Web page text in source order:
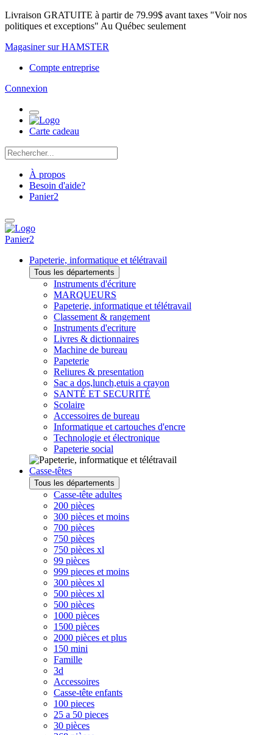
Livraison GRATUITE à partir de 79.99$ avant taxes "Voir nos
politiques et exceptions" Au Québec seulement
Magasiner sur HAMSTER
Compte entreprise
Connexion
Carte cadeau
À propos
Besoin d'aide?
Panier2
Panier2
Papeterie, informatique et télétravail
Tous les départements
Instruments d'écriture
MARQUEURS
Papeterie, informatique et télétravail
Classement & rangement
Instruments d'ecriture
Livres & dictionnaires
Machine de bureau
Papeterie
Reliures & presentation
Sac a dos,lunch,etuis a crayon
SANTÉ ET SECURITÉ
Scolaire
Accessoires de bureau
Informatique et cartouches d'encre
Technologie et électronique
Papeterie social
Casse-têtes
Tous les départements
Casse-tête adultes
200 pièces
300 pièces et moins
700 pièces
750 pièces
750 pièces xl
99 pièces
999 pieces et moins
300 pièces xl
500 pièces xl
500 pièces
1000 pièces
1500 pièces
2000 pièces et plus
150 mini
Famille
3d
Accessoires
Casse-tête enfants
100 pieces
25 a 50 pieces
30 pièces